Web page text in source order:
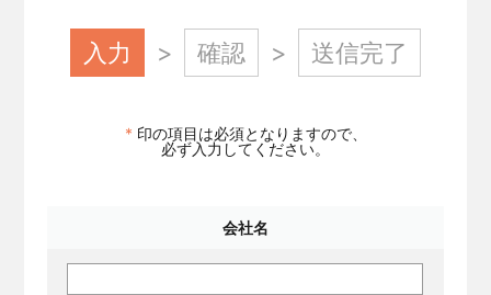
入力 確認 送信完了
* 印の項目は必須となりますので、
必ず入力してください。
会社名